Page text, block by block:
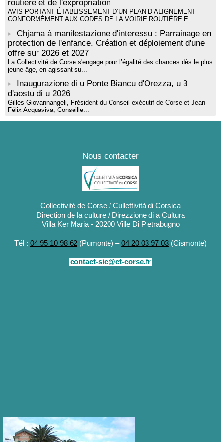
routière et de l'expropriation
AVIS PORTANT ÉTABLISSEMENT D’UN PLAN D’ALIGNEMENT
CONFORMÉMENT AUX CODES DE LA VOIRIE ROUTIÈRE E...
Chjama à manifestazione d'interessu : Parrainage en
protection de l'enfance. Création et déploiement d'une
offre sur 2026 et 2027
La Collectivité de Corse s'engage pour l’égalité des chances dès le plus
jeune âge, en agissant su...
Inaugurazione di u Ponte Biancu d'Orezza, u 3
d'aostu di u 2026
Gilles Giovannangeli, Président du Conseil exécutif de Corse et Jean-
Félix Acquaviva, Conseille...
Nous contacter
Collectivité de Corse / Cullettività di Corsica
Direction de la culture / Direzzione di a Cultura
Villa Ker Maria - 20200 Ville Di Pietrabugno
Tél : 04 95 10 98 62 (Pumonte) –04 20 03 97 03 (Cismonte)
contact-sic@ct-corse.fr